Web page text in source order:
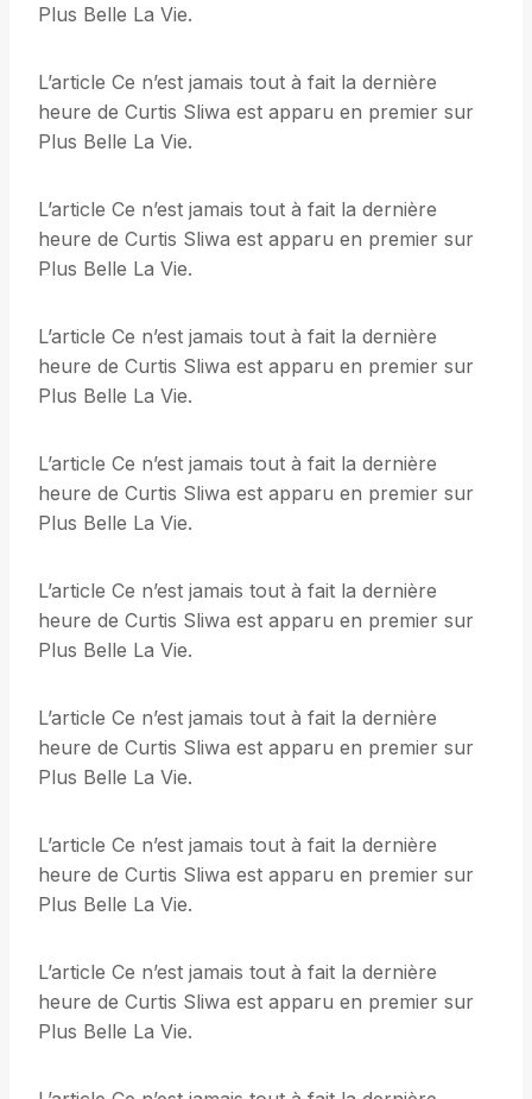
Plus Belle La Vie.
L’article Ce n’est jamais tout à fait la dernière
heure de Curtis Sliwa est apparu en premier sur
Plus Belle La Vie.
L’article Ce n’est jamais tout à fait la dernière
heure de Curtis Sliwa est apparu en premier sur
Plus Belle La Vie.
L’article Ce n’est jamais tout à fait la dernière
heure de Curtis Sliwa est apparu en premier sur
Plus Belle La Vie.
L’article Ce n’est jamais tout à fait la dernière
heure de Curtis Sliwa est apparu en premier sur
Plus Belle La Vie.
L’article Ce n’est jamais tout à fait la dernière
heure de Curtis Sliwa est apparu en premier sur
Plus Belle La Vie.
L’article Ce n’est jamais tout à fait la dernière
heure de Curtis Sliwa est apparu en premier sur
Plus Belle La Vie.
L’article Ce n’est jamais tout à fait la dernière
heure de Curtis Sliwa est apparu en premier sur
Plus Belle La Vie.
L’article Ce n’est jamais tout à fait la dernière
heure de Curtis Sliwa est apparu en premier sur
Plus Belle La Vie.